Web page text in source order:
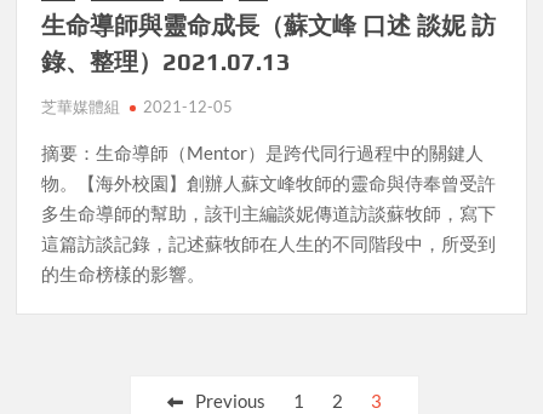
生命導師與靈命成長（蘇文峰 口述 談妮 訪
錄、整理）2021.07.13
芝華媒體組 2021-12-05
摘要：生命導師（Mentor）是跨代同行過程中的關鍵人
物。【海外校園】創辦人蘇文峰牧師的靈命與侍奉曾受許
多生命導師的幫助，該刊主編談妮傳道訪談蘇牧師，寫下
這篇訪談記錄，記述蘇牧師在人生的不同階段中，所受到
的生命榜樣的影響。
Previous 1 2 3